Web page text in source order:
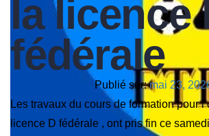
la licence
fédérale
Publié sur: mai 23,
Les travaux du cours de formation pour
licence D fédérale , ont pris fin ce